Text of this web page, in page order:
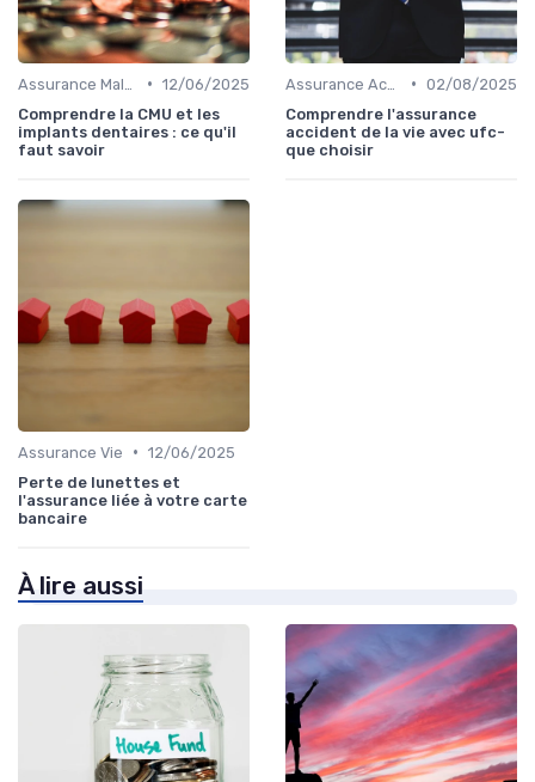
• 12/06/2025
Comprendre la CMU et les
implants dentaires : ce qu'il
faut savoir
• 02/08/2025
Comprendre l'assurance
accident de la vie avec ufc-
que choisir
Assurance Vie • 12/06/2025
Perte de lunettes et
l'assurance liée à votre carte
bancaire
À lire aussi